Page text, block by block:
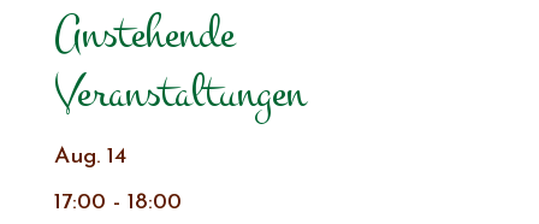
Anstehende
Veranstaltungen
Aug. 14
17:00 - 18:00